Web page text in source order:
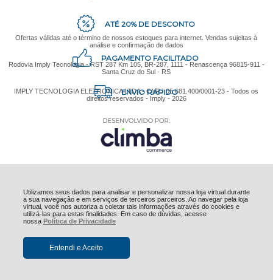
Utilizamos seus dados para analisar e personalizar nossa loja virtual durante
a sua navegação e em serviços de terceiros parceiros. Ao navegar pela loja
virtual, você nos autoriza a coletar tais informações através do cookies e
utilizá-las para estas finalidades. Em caso de dúvidas, acesse
nossa Política de Privacidade
Entendi e Aceito
ATÉ 20% DE DESCONTO
PAGAMENTO FACILITADO
ENVIO RÁPIDO
Ofertas válidas até o término de nossos estoques para internet. Vendas sujeitas à
análise e confirmação de dados
Rodovia Imply Tecnologia - RST 287 Km 105, BR-287, 1111 - Renascença 96815-911 -
Santa Cruz do Sul - RS
IMPLY TECNOLOGIA ELETRONICA LTDA - CNPJ 05.681.400/0001-23 - Todos os
direitos reservados - Imply - 2026